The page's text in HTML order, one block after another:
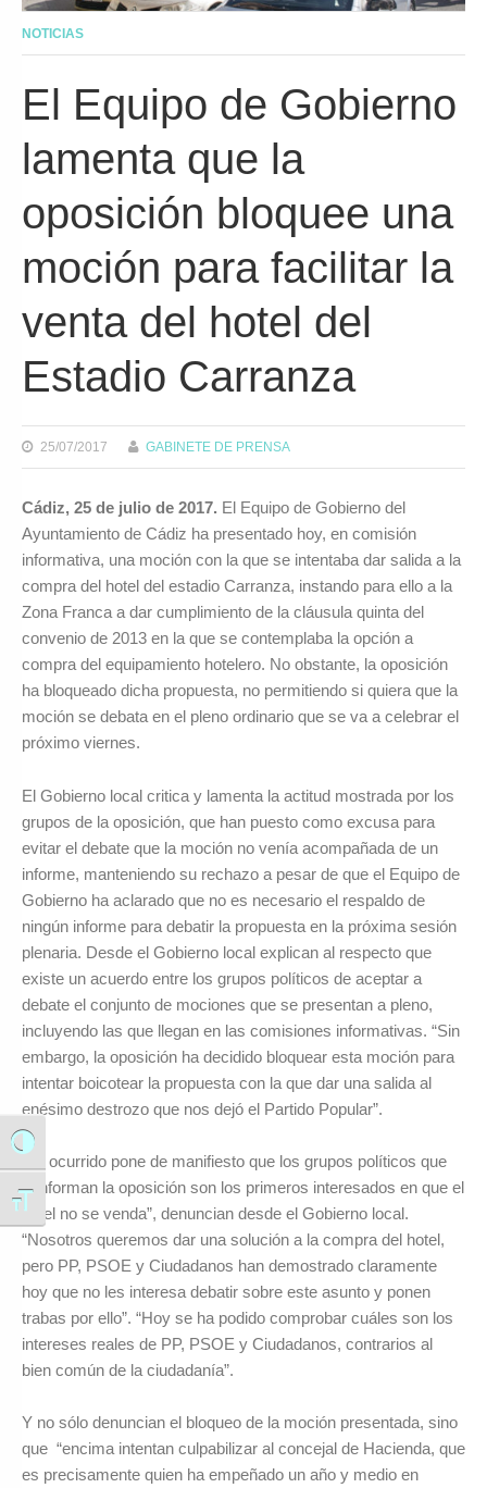
Alternar alto contraste
Alternar tamaño de letra
NOTICIAS
El Equipo de Gobierno
lamenta que la
oposición bloquee una
moción para facilitar la
venta del hotel del
Estadio Carranza
25/07/2017 GABINETE DE PRENSA
Cádiz, 25 de julio de 2017. El Equipo de Gobierno del
Ayuntamiento de Cádiz ha presentado hoy, en comisión
informativa, una moción con la que se intentaba dar salida a la
compra del hotel del estadio Carranza, instando para ello a la
Zona Franca a dar cumplimiento de la cláusula quinta del
convenio de 2013 en la que se contemplaba la opción a
compra del equipamiento hotelero. No obstante, la oposición
ha bloqueado dicha propuesta, no permitiendo si quiera que la
moción se debata en el pleno ordinario que se va a celebrar el
próximo viernes.
El Gobierno local critica y lamenta la actitud mostrada por los
grupos de la oposición, que han puesto como excusa para
evitar el debate que la moción no venía acompañada de un
informe, manteniendo su rechazo a pesar de que el Equipo de
Gobierno ha aclarado que no es necesario el respaldo de
ningún informe para debatir la propuesta en la próxima sesión
plenaria. Desde el Gobierno local explican al respecto que
existe un acuerdo entre los grupos políticos de aceptar a
debate el conjunto de mociones que se presentan a pleno,
incluyendo las que llegan en las comisiones informativas. “Sin
embargo, la oposición ha decidido bloquear esta moción para
intentar boicotear la propuesta con la que dar una salida al
enésimo destrozo que nos dejó el Partido Popular”.
“Lo ocurrido pone de manifiesto que los grupos políticos que
conforman la oposición son los primeros interesados en que el
hotel no se venda”, denuncian desde el Gobierno local.
“Nosotros queremos dar una solución a la compra del hotel,
pero PP, PSOE y Ciudadanos han demostrado claramente
hoy que no les interesa debatir sobre este asunto y ponen
trabas por ello”. “Hoy se ha podido comprobar cuáles son los
intereses reales de PP, PSOE y Ciudadanos, contrarios al
bien común de la ciudadanía”.
Y no sólo denuncian el bloqueo de la moción presentada, sino
que “encima intentan culpabilizar al concejal de Hacienda, que
es precisamente quien ha empeñado un año y medio en